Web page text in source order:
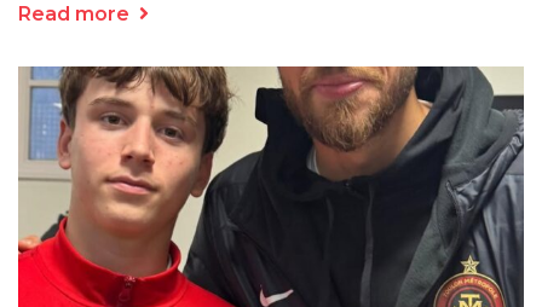
Read more